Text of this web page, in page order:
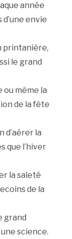
année
envie
printanière,
le grand
ou même la
de la fête
d’aérer la
que l’hiver
la saleté
de la
grand
science.